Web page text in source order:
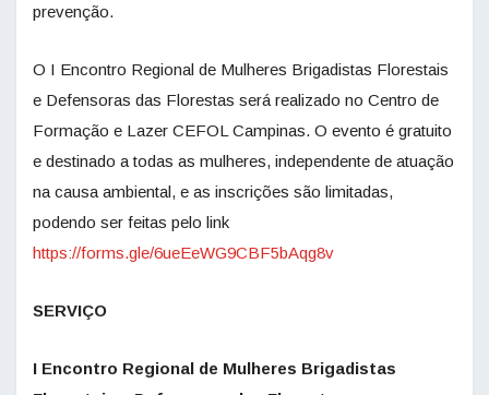
prevenção.
O I Encontro Regional de Mulheres Brigadistas Florestais
e Defensoras das Florestas será realizado no Centro de
Formação e Lazer CEFOL Campinas. O evento é gratuito
e destinado a todas as mulheres, independente de atuação
na causa ambiental, e as inscrições são limitadas,
podendo ser feitas pelo link
https://forms.gle/6ueEeWG9CBF5bAqg8v
SERVIÇO
I Encontro Regional de Mulheres Brigadistas